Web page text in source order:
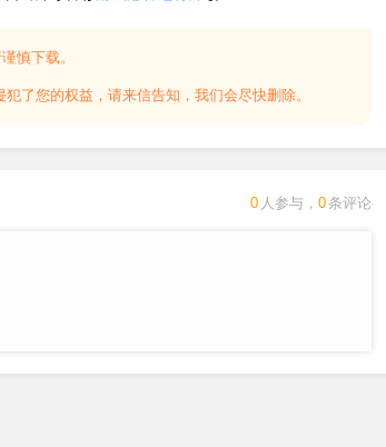
慎下载。
了您的权益，请来信告知，我们会尽快删除。
0 人参与， 0条评论